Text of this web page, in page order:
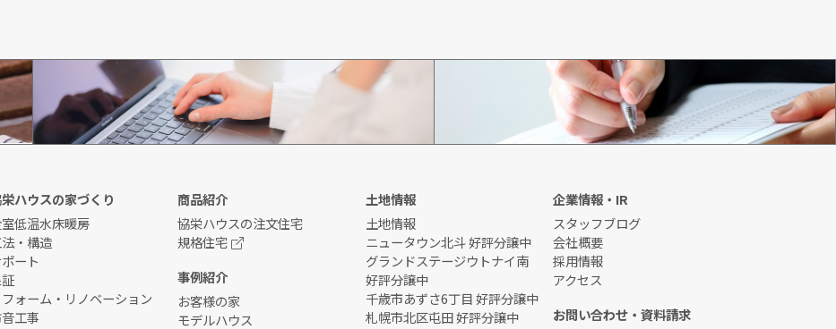
資料請求 初めてのお客様
ハウスの家づくり
低温水床暖房
・構造
ート
フォーム・リノベーション
工事
商品紹介
協栄ハウスの注文住宅
規格住宅
事例紹介
お客様の家
モデルハウス
土地情報
土地情報
ニュータウン北斗 好評分譲中
グランドステージウトナイ南
好評分譲中
千歳市あずさ6丁目 好評分譲中
札幌市北区屯田 好評分譲中
企業情報・IR
スタッフブログ
会社概要
採用情報
アクセス
お問い合わせ・資料請求